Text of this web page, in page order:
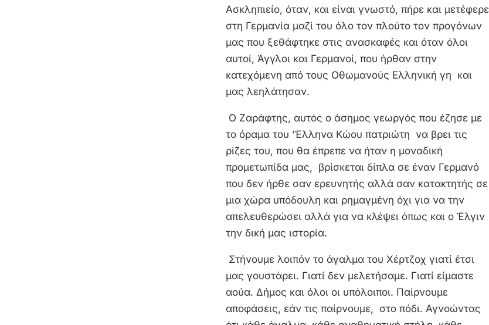
Ασκληπιείο, όταν, και είναι γνωστό, πήρε και μετέφερε
στη Γερμανία μαζί του όλο τον πλούτο τον προγόνων
μας που ξεθάφτηκε στις ανασκαφές και όταν όλοι
αυτοί, Άγγλοι και Γερμανοί, που ήρθαν στην
κατεχόμενη από τους Οθωμανούς Ελληνική γη και
μας λεηλάτησαν.
Ο Ζαράφτης, αυτός ο άσημος γεωργός που έζησε με
το όραμα του ‘Έλληνα Κώου πατριώτη να βρει τις
ρίζες του, που θα έπρεπε να ήταν η μοναδική
προμετωπίδα μας, βρίσκεται δίπλα σε έναν Γερμανό
που δεν ήρθε σαν ερευνητής αλλά σαν κατακτητής σε
μια χώρα υπόδουλη και ρημαγμένη όχι για να την
απελευθερώσει αλλά για να κλέψει όπως και ο Έλγιν
την δική μας ιστορία.
Στήνουμε λοιπόν το άγαλμα του Χέρτζοχ γιατί έτσι
μας γουστάρει. Γιατί δεν μελετήσαμε. Γιατί είμαστε
αούα. Δήμος και όλοι οι υπόλοιποι. Παίρνουμε
αποφάσεις, εάν τις παίρνουμε, στο πόδι. Αγνοώντας